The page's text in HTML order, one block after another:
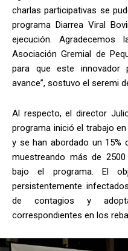
charlas participativas se
programa Diarrea Viral
ejecución. Agradecemos
Asociación Gremial de
para que este innovador
avance”, sostuvo el seremi
Al respecto, el director
programa inició el trabajo
y se han abordado un 15%
muestreando más de
bajo el programa. El
persistentemente
de contagios y
correspondientes en los